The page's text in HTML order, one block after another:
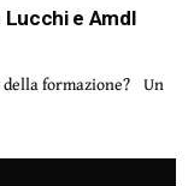
Lucchi e Amdl
formazione? Un